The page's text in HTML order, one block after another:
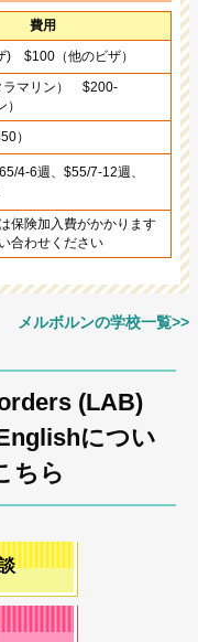
費用
) $100（他のビザ）
ラマリン） $200-
）
4-6週、$55/7-12週、
保険加入費がかかります
合わせください
メルボルンの学校一覧>>
(LAB)
につい
ちら